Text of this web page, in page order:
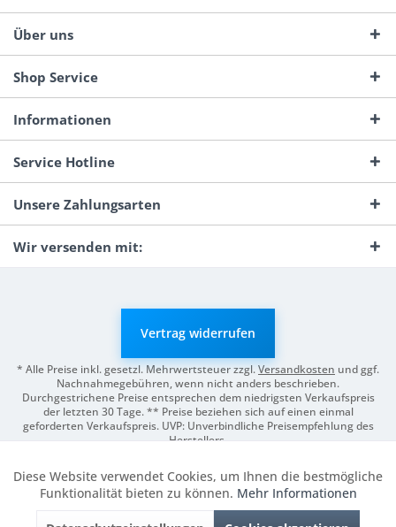
Über uns
Shop Service
Informationen
Service Hotline
Unsere Zahlungsarten
Wir versenden mit:
Vertrag widerrufen
* Alle Preise inkl. gesetzl. Mehrwertsteuer zzgl.Versandkosten und ggf.
Nachnahmegebühren, wenn nicht anders beschrieben.
Durchgestrichene Preise entsprechen dem niedrigsten Verkaufspreis
der letzten 30 Tage. ** Preise beziehen sich auf einen einmal
geforderten Verkaufspreis. UVP: Unverbindliche Preisempfehlung des
Herstellers.
Funktionale Aktiv
Diese Website verwendet Cookies, um Ihnen die bestmögliche
Funktionalität bieten zu können. Mehr Informationen